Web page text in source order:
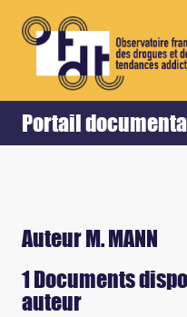
Portail
Accueil Retour
Auteur M. MANN
1 Documents
auteur